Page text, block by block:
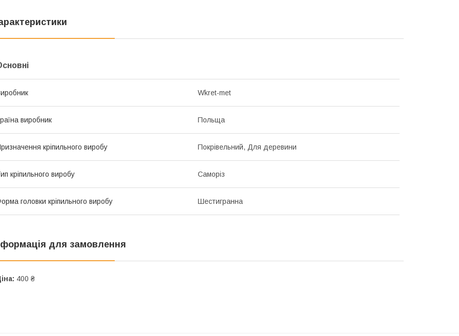
Wkret-met
виробник Польща
кріпильного виробу Покрівельний, Для деревини
кріпильного виробу Саморіз
головки кріпильного виробу Шестигранна
для замовлення
400 ₴